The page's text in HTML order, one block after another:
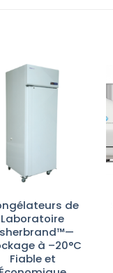
de
Laboratoire
à –20°C
Fiable et